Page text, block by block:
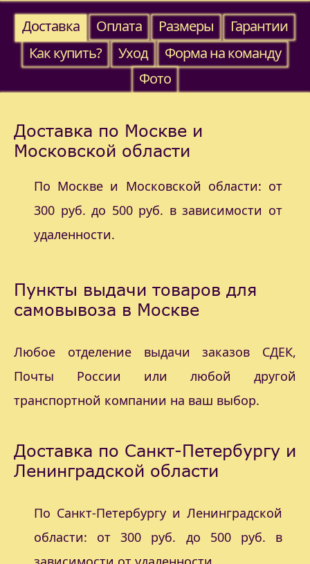
Доставка
Оплата Размеры
Гарантии
Как купить?
Уход
Форма на команду
Фото
Доставка по Москве и
Московской области
По Москве и Московской области: от
300 руб. до 500 руб. в зависимости от
удаленности.
Пункты выдачи товаров для
самовывоза в Москве
Любое отделение выдачи заказов СДЕК,
Почты России или любой другой
транспортной компании на ваш выбор.
Доставка по Санкт-Петербургу и
Ленинградской области
По Санкт-Петербургу и Ленинградской
области: от 300 руб. до 500 руб. в